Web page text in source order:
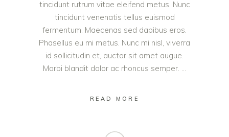
tincidunt rutrum vitae eleifend metus. Nunc
tincidunt venenatis tellus euismod
fermentum. Maecenas sed dapibus eros.
Phasellus eu mi metus. Nunc mi nisl, viverra
id sollicitudin et, auctor sit amet augue.
Morbi blandit dolor ac rhoncus semper.
READ MORE